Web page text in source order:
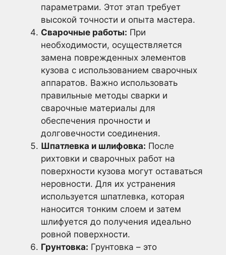
параметрами. Этот этап требует
высокой точности и опыта мастера.
Сварочные работы: При
необходимости, осуществляется
замена поврежденных элементов
кузова с использованием сварочных
аппаратов. Важно использовать
правильные методы сварки и
сварочные материалы для
обеспечения прочности и
долговечности соединения.
Шпатлевка и шлифовка: После
рихтовки и сварочных работ на
поверхности кузова могут оставаться
неровности. Для их устранения
используется шпатлевка, которая
наносится тонким слоем и затем
шлифуется до получения идеально
ровной поверхности.
Грунтовка: Грунтовка – это